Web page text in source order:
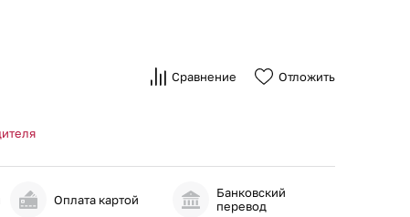
Сравнение Отложить
Оплата картой
Банковский
перевод